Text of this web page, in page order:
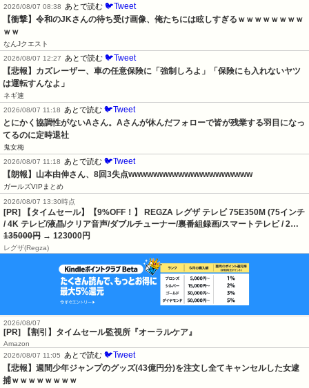
2026/08/07 08:38
あとで読む 🐦Tweet
【衝撃】令和のJKさんの待ち受け画像、俺たちには眩しすぎるｗｗｗｗｗｗｗｗ
ｗｗ
なんJクエスト
2026/08/07 12:27
あとで読む 🐦Tweet
【悲報】カズレーザー、車の任意保険に「強制しろよ」「保険にも入れないヤツ
は運転すんなよ」
ネギ速
2026/08/07 11:18
あとで読む 🐦Tweet
とにかく協調性がないAさん。Aさんが休んだフォローで皆が残業する羽目になっ
てるのに定時退社
鬼女梅
2026/08/07 11:18
あとで読む 🐦Tweet
【朗報】山本由伸さん、8回3失点wwwwwwwwwwwwwwwwwwww
ガールズVIPまとめ
2026/08/07 13:30時点
[PR] 【タイムセール】【9%OFF！】 REGZA レグザ テレビ 75E350M (75インチ
/ 4K テレビ/液晶/クリア音声/ダブルチューナー/裏番組録画/スマートテレビ / 2…
135000円 → 123000円
レグザ(Regza)
2026/08/07
[PR] 【割引】タイムセール監視所『オーラルケア』
Amazon
2026/08/07 11:05 あとで読む 🐦Tweet
【悲報】週間少年ジャンプのグッズ(43億円分)を注文し全てキャンセルした女逮
捕ｗｗｗｗｗｗｗｗ